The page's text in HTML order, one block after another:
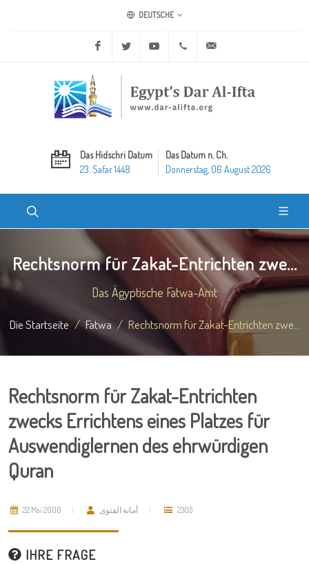
DEUTSCHE
Facebook Twitter Youtube +20 2 25970400
Das Hidschri Datum
23. Safar 1448
Das Datum n. Ch.
Donnerstag, 06 August 2026
Rechtsnorm für Zakat-Entrichten zwe...
Das Ägyptische Fatwa-Amt
Die Startseite Fatwa Rechtsnorm für Zakat-Entrichten zwe...
Rechtsnorm für Zakat-Entrichten
zwecks Errichtens eines Platzes für
Auswendiglernen des ehrwürdigen
Quran
22 Mai 2006 أمانة الفتوى 2305
IHRE FRAGE